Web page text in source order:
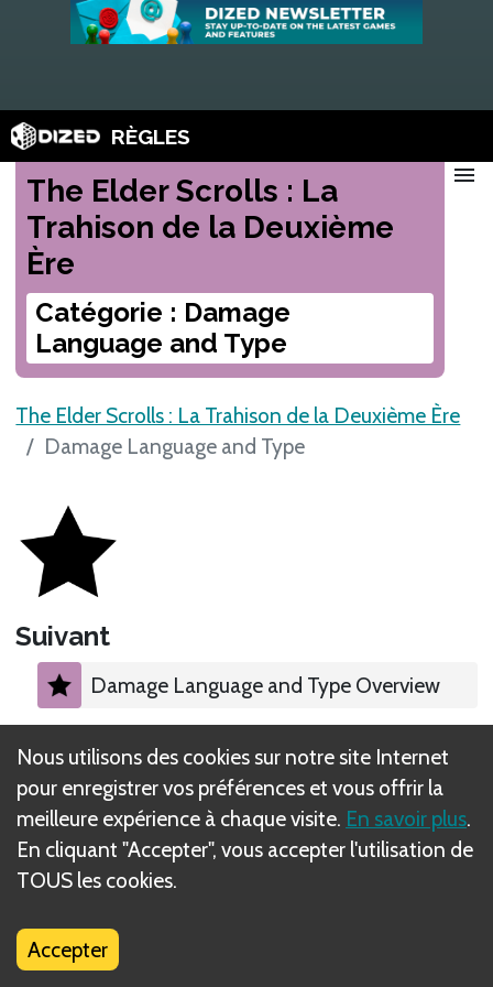
RÈGLES
The Elder Scrolls : La
Trahison de la Deuxième
Ère
Catégorie : Damage
Language and Type
menu
The Elder Scrolls : La Trahison de la Deuxième Ère
Damage Language and Type
Suivant
Damage Language and Type Overview
Contenu de la catégorie
Modes of Battle
Enemies
Nous utilisons des cookies sur notre site Internet
pour enregistrer vos préférences et vous offrir la
meilleure expérience à chaque visite. En savoir plus.
En cliquant "Accepter", vous accepter l'utilisation de
TOUS les cookies.
Accepter